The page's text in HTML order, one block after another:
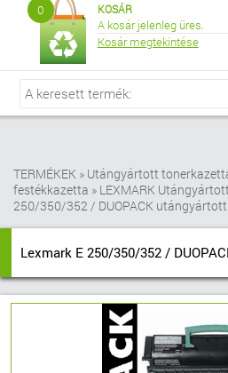
0 KOSÁR
A kosár jelenleg üres.
Kosár megtekintése
TERMÉKEK » Utángyártott
festékkazetta » LEXMARK
250/350/352 / DUOPACK
Lexmark E 250/350/352 /